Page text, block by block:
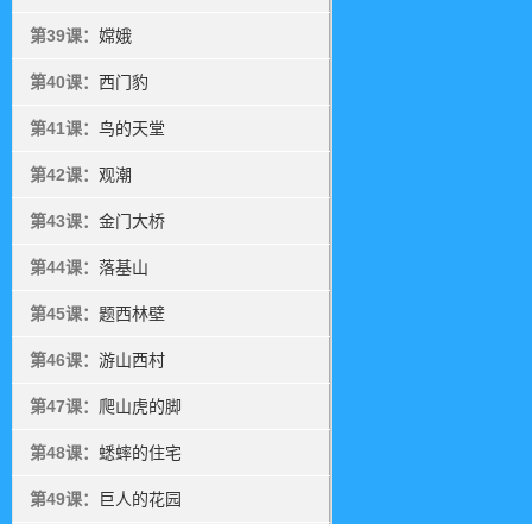
第39课： 嫦娥
第40课： 西门豹
第41课： 鸟的天堂
第42课： 观潮
第43课： 金门大桥
第44课： 落基山
第45课： 题西林壁
第46课： 游山西村
第47课： 爬山虎的脚
第48课： 蟋蟀的住宅
第49课： 巨人的花园